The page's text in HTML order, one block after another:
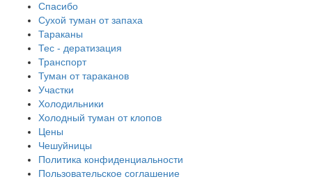
Спасибо
Сухой туман от запаха
Тараканы
Тес - дератизация
Транспорт
Туман от тараканов
Участки
Холодильники
Холодный туман от клопов
Цены
Чешуйницы
Политика конфиденциальности
Пользовательское соглашение